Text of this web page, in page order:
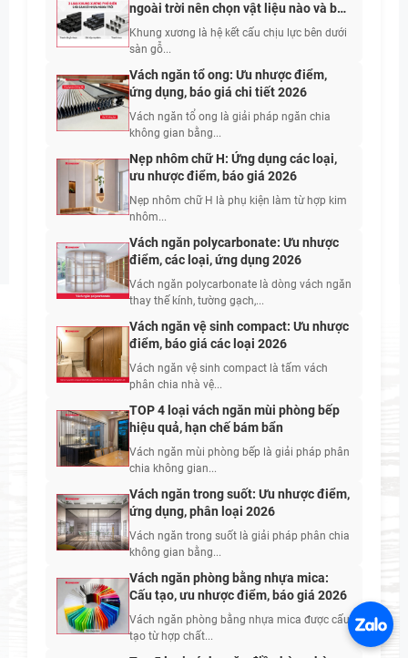
ngoài trời nên chọn vật liệu nào và bố
trí khoảng cách bao nhiêu?
Khung xương là hệ kết cấu chịu lực bên dưới
sàn gỗ...
Vách ngăn tổ ong: Ưu nhược điểm,
ứng dụng, báo giá chi tiết 2026
Vách ngăn tổ ong là giải pháp ngăn chia
không gian bằng...
Nẹp nhôm chữ H: Ứng dụng các loại,
ưu nhược điểm, báo giá 2026
Nẹp nhôm chữ H là phụ kiện làm từ hợp kim
nhôm...
Vách ngăn polycarbonate: Ưu nhược
điểm, các loại, ứng dụng 2026
Vách ngăn polycarbonate là dòng vách ngăn
thay thế kính, tường gạch,...
Vách ngăn vệ sinh compact: Ưu nhược
điểm, báo giá các loại 2026
Vách ngăn vệ sinh compact là tấm vách
phân chia nhà vệ...
TOP 4 loại vách ngăn mùi phòng bếp
hiệu quả, hạn chế bám bẩn
Vách ngăn mùi phòng bếp là giải pháp phân
chia không gian...
Vách ngăn trong suốt: Ưu nhược điểm,
ứng dụng, phân loại 2026
Vách ngăn trong suốt là giải pháp phân chia
không gian bằng...
Vách ngăn phòng bằng nhựa mica:
Cấu tạo, ưu nhược điểm, báo giá 2026
Vách ngăn phòng bằng nhựa mica được cấu
tạo từ hợp chất...